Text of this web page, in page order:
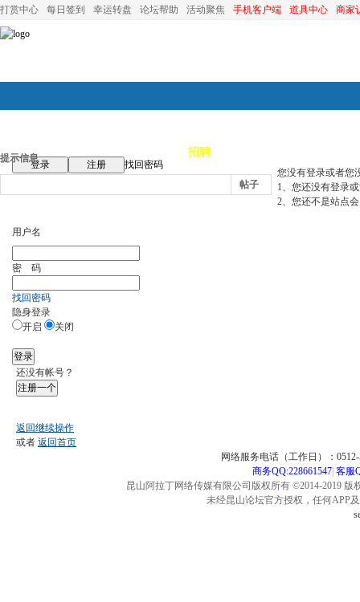
打赏中心 每日签到 幸运转盘 论坛帮助 活动聚焦 手机客户端 道具中心 商家
论坛首页 招聘
登录 注册
找回密码
帖子
提示信息
您没有登录或者您
1、您还没有登录
2、您还不是站点
用户名
密 码
找回密码
隐身登录
开启
关闭
登录
还没有帐号？
注册一个
返回继续操作
或者 返回首页
网络服务电话（工作日）：
商务QQ:228661547| 客服
昆山阿拉丁网络传媒有限公司版权所有 ©2014-2019
未经昆山论坛官方授权，任何APP